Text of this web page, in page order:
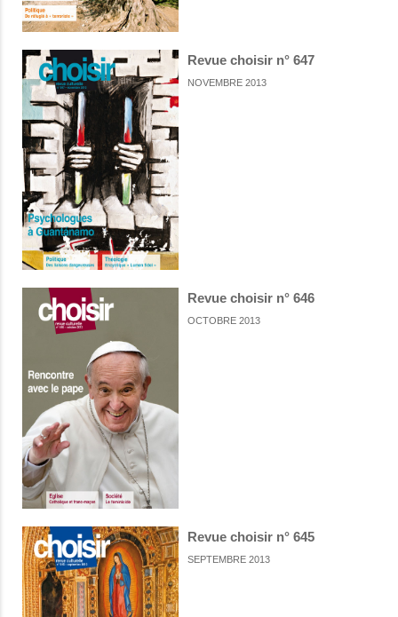
Revue choisir n° 647
NOVEMBRE 2013
Revue choisir n° 646
OCTOBRE 2013
Revue choisir n° 645
SEPTEMBRE 2013